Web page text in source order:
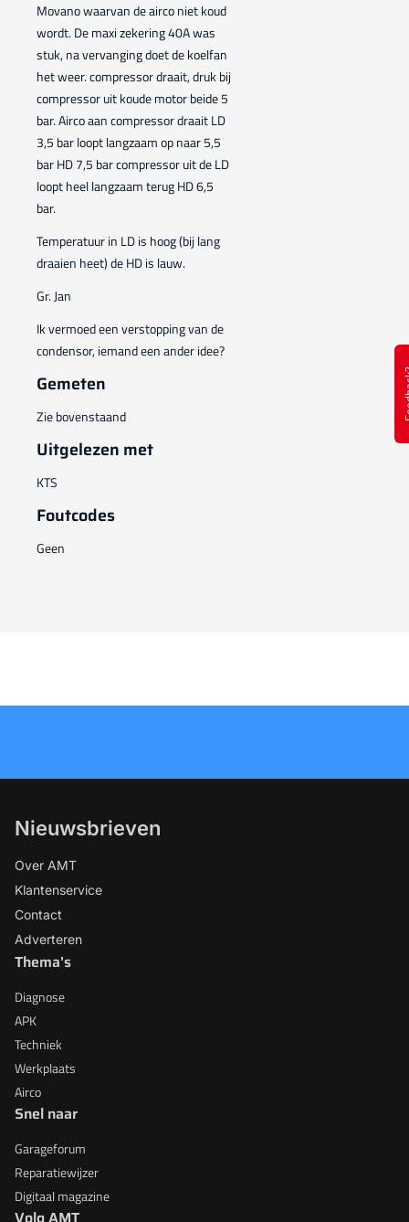
Movano waarvan de airco niet koud
wordt. De maxi zekering 40A was
stuk, na vervanging doet de koelfan
het weer. compressor draait, druk bij
compressor uit koude motor beide 5
bar. Airco aan compressor draait LD
3,5 bar loopt langzaam op naar 5,5
bar HD 7,5 bar compressor uit de LD
loopt heel langzaam terug HD 6,5
bar.
Temperatuur in LD is hoog (bij lang
draaien heet) de HD is lauw.
Gr. Jan
Ik vermoed een verstopping van de
condensor, iemand een ander idee?
Gemeten
Zie bovenstaand
Uitgelezen met
KTS
Foutcodes
Geen
Nieuwsbrieven
Over AMT
Klantenservice
Contact
Adverteren
Thema's
Diagnose
APK
Techniek
Werkplaats
Airco
Snel naar
Garageforum
Reparatiewijzer
Digitaal magazine